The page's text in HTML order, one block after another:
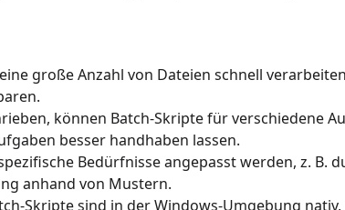
große Anzahl von Dateien schnell
können Batch-Skripte für verschiedene
besser handhaben lassen.
Bedürfnisse angepasst werden, z. B.
anhand von Mustern.
Skripte sind in der Windows-Umgebung